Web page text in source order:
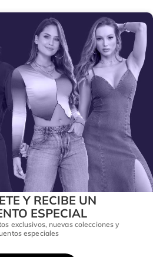
Y RECIBE UN
ESPECIAL
exclusivos, nuevas colecciones y
especiales